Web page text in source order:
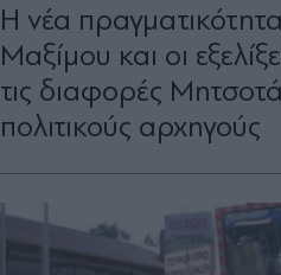
Η νέα
Μαξίμου και οι
τις διαφορές
πολιτικούς αρχηγούς